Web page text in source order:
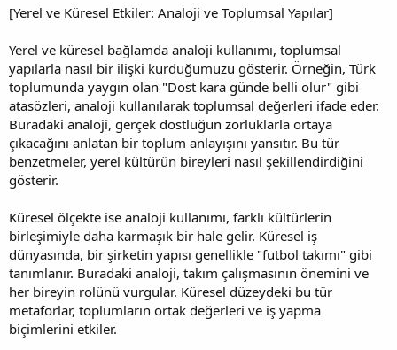
[Yerel ve Küresel Etkiler: Analoji ve Toplumsal Yapılar]
Yerel ve küresel bağlamda analoji kullanımı, toplumsal
yapılarla nasıl bir ilişki kurduğumuzu gösterir. Örneğin, Türk
toplumunda yaygın olan "Dost kara günde belli olur" gibi
atasözleri, analoji kullanılarak toplumsal değerleri ifade eder.
Buradaki analoji, gerçek dostluğun zorluklarla ortaya
çıkacağını anlatan bir toplum anlayışını yansıtır. Bu tür
benzetmeler, yerel kültürün bireyleri nasıl şekillendirdiğini
gösterir.
Küresel ölçekte ise analoji kullanımı, farklı kültürlerin
birleşimiyle daha karmaşık bir hale gelir. Küresel iş
dünyasında, bir şirketin yapısı genellikle "futbol takımı" gibi
tanımlanır. Buradaki analoji, takım çalışmasının önemini ve
her bireyin rolünü vurgular. Küresel düzeydeki bu tür
metaforlar, toplumların ortak değerleri ve iş yapma
biçimlerini etkiler.